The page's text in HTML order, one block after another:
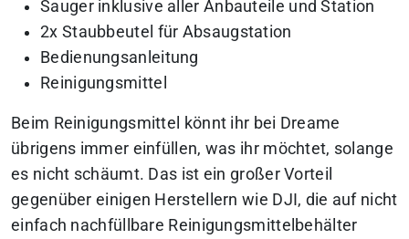
Sauger inklusive aller Anbauteile und Station
2x Staubbeutel für Absaugstation
Bedienungsanleitung
Reinigungsmittel
Beim Reinigungsmittel könnt ihr bei Dreame
übrigens immer einfüllen, was ihr möchtet, solange
es nicht schäumt. Das ist ein großer Vorteil
gegenüber einigen Herstellern wie DJI, die auf nicht
einfach nachfüllbare Reinigungsmittelbehälter